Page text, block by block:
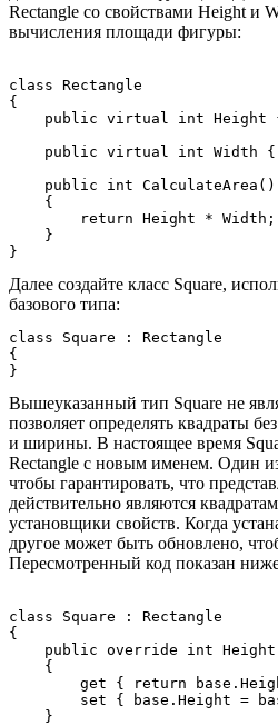
Rectangle со свойствами Height и
вычисления площади фигуры:
class Rectangle
{
public virtual int Height
public virtual int Width
    public int CalculateArea()
    {
        return Height * Width;
    }
Далее создайте класс Square,
базового типа:
class Square : Rectangle
{
Вышеуказанный тип Square не
позволяет определять квадраты
и ширины. В настоящее время
Rectangle с новым именем. Один
чтобы гарантировать, что
действительно являются
установщики свойств. Когда
другое может быть обновлено,
Пересмотренный код показан
class Square : Rectangle
{
    public override int Height
    {
get { return
set { base.Height =
    }